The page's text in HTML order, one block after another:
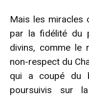
Mais les miracles
par la fidélité du
divins, comme le
non-respect du
qui a coupé du
poursuivis sur